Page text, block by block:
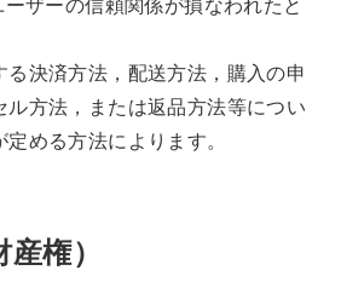
ザーの信頼関係が損なわれたと
る決済方法，配送方法，購入の申
ル方法，または返品方法等につい
める方法によります。
権）